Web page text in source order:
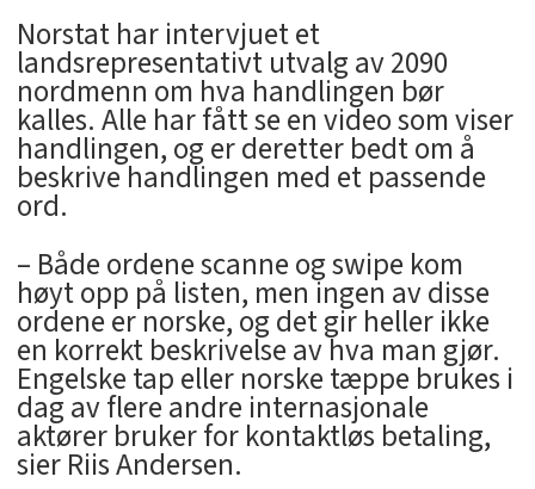
Norstat har intervjuet et
landsrepresentativt utvalg av 2090
nordmenn om hva handlingen bør
kalles. Alle har fått se en video som viser
handlingen, og er deretter bedt om å
beskrive handlingen med et passende
ord.
– Både ordene scanne og swipe kom
høyt opp på listen, men ingen av disse
ordene er norske, og det gir heller ikke
en korrekt beskrivelse av hva man gjør.
Engelske tap eller norske tæppe brukes i
dag av flere andre internasjonale
aktører bruker for kontaktløs betaling,
sier Riis Andersen.